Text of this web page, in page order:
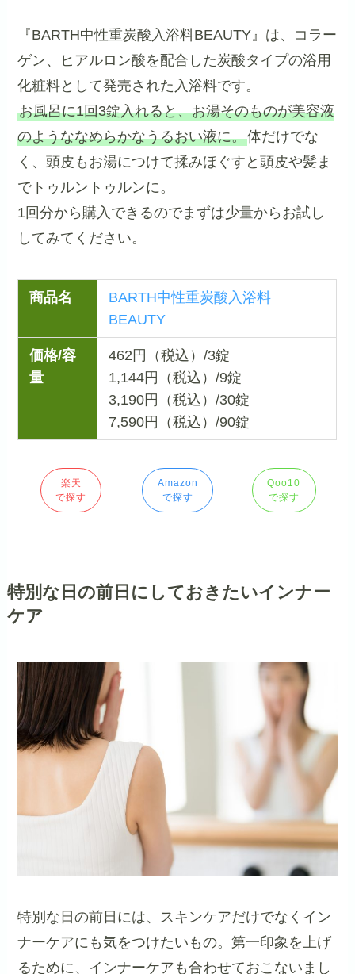
『BARTH中性重炭酸入浴料BEAUTY』は、コラー
ゲン、ヒアルロン酸を配合した炭酸タイプの浴用
化粧料として発売された入浴料です。
お風呂に1回3錠入れると、お湯そのものが美容液
のようななめらかなうるおい液に。体だけでな
く、頭皮もお湯につけて揉みほぐすと頭皮や髪ま
でトゥルントゥルンに。
1回分から購入できるのでまずは少量からお試し
してみてください。
商品名
BARTH中性重炭酸入浴料
BEAUTY
価格/容
量
462円（税込）/3錠
1,144円（税込）/9錠
3,190円（税込）/30錠
7,590円（税込）/90錠
楽天
で探す
Amazon
で探す
Qoo10
で探す
特別な日の前日にしておきたいインナー
ケア
特別な日の前日には、スキンケアだけでなくイン
ナーケアにも気をつけたいもの。第一印象を上げ
るために、インナーケアも合わせておこないまし